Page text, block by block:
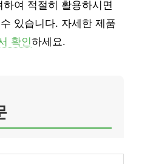
여 적절히 활용하시면
있습니다. 자세한 제품
확인하세요.